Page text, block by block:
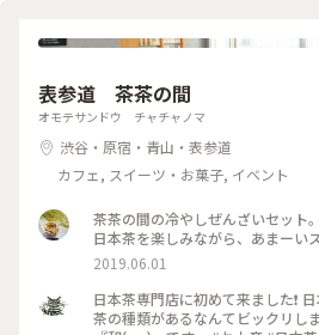
もメネメンと一緒にどうぞ！ ドリンクは、トルコの国民的ド
クで甘みはありません！上にはス
日本ではあまりない独特な味わいで
モーニング #朝食 #外苑前
表参道 茶茶の間
オモテサンドウ チャチャノマ
渋谷・原宿・青山・表参道
カフェ, スイーツ・お菓子, イベント
茶茶の間の冷やしぜんざいセット
日本茶を楽しみながら、あまーい
2019.06.01
日本茶専門店に初めて来ました❗
茶の種類があるなんてビックリしました。 今回注